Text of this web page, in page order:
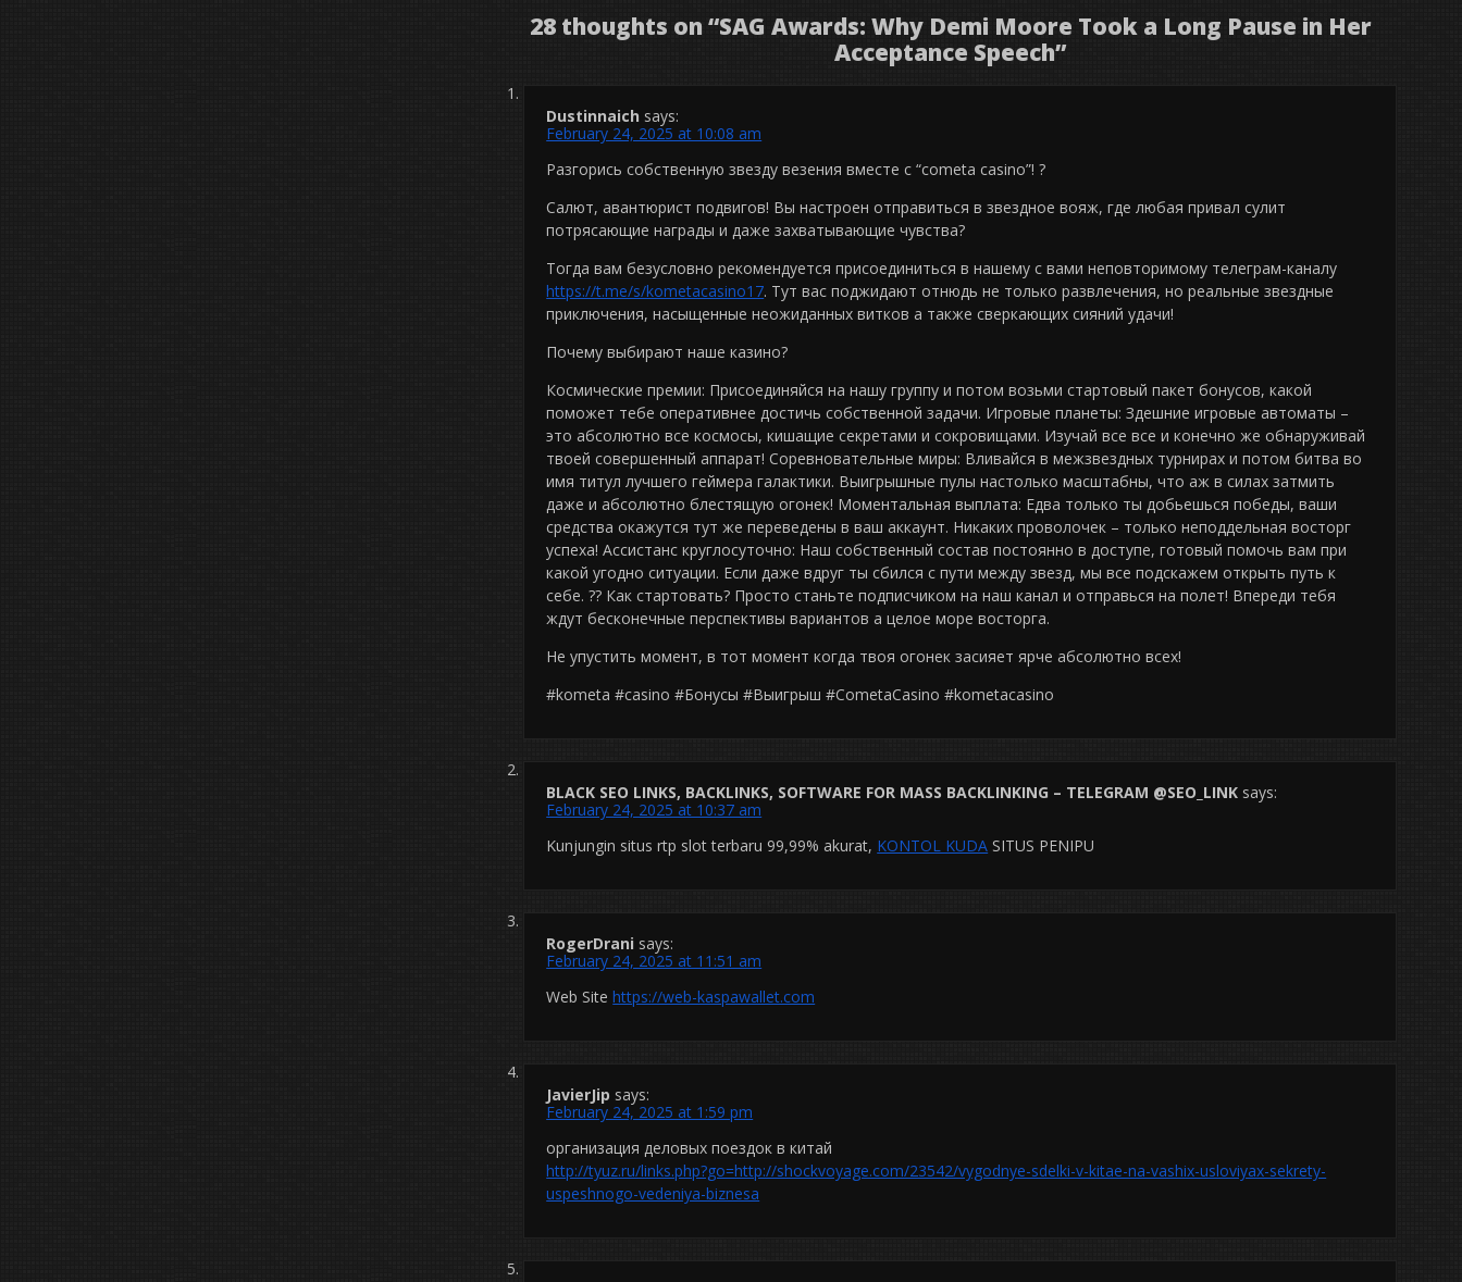
28 thoughts on “SAG Awards: Why Demi Moore Took a Long Pause in Her
Acceptance Speech”
Dustinnaich says:
February 24, 2025 at 10:08 am
Разгорись собственную звезду везения вместе с “cometa casino”! ?
Салют, авантюрист подвигов! Вы настроен отправиться в звездное вояж, где любая привал сулит
потрясающие награды и даже захватывающие чувства?
Тогда вам безусловно рекомендуется присоединиться в нашему с вами неповторимому телеграм-каналу
https://t.me/s/kometacasino17. Тут вас поджидают отнюдь не только развлечения, но реальные звездные
приключения, насыщенные неожиданных витков а также сверкающих сияний удачи!
Почему выбирают наше казино?
Космические премии: Присоединяйся на нашу группу и потом возьми стартовый пакет бонусов, какой
поможет тебе оперативнее достичь собственной задачи. Игровые планеты: Здешние игровые автоматы –
это абсолютно все космосы, кишащие секретами и сокровищами. Изучай все все и конечно же обнаруживай
твоей совершенный аппарат! Соревновательные миры: Вливайся в межзвездных турнирах и потом битва во
имя титул лучшего геймера галактики. Выигрышные пулы настолько масштабны, что аж в силах затмить
даже и абсолютно блестящую огонек! Моментальная выплата: Едва только ты добьешься победы, ваши
средства окажутся тут же переведены в ваш аккаунт. Никаких проволочек – только неподдельная восторг
успеха! Ассистанс круглосуточно: Наш собственный состав постоянно в доступе, готовый помочь вам при
какой угодно ситуации. Если даже вдруг ты сбился с пути между звезд, мы все подскажем открыть путь к
себе. ?? Как стартовать? Просто станьте подписчиком на наш канал и отправься на полет! Впереди тебя
ждут бесконечные перспективы вариантов а целое море восторга.
Не упустить момент, в тот момент когда твоя огонек засияет ярче абсолютно всех!
#kometa #casino #Бонусы #Выигрыш #CometaCasino #kometacasino
BLACK SEO LINKS, BACKLINKS, SOFTWARE FOR MASS BACKLINKING – TELEGRAM @SEO_LINK says:
February 24, 2025 at 10:37 am
Kunjungin situs rtp slot terbaru 99,99% akurat, KONTOL KUDA SITUS PENIPU
RogerDrani says:
February 24, 2025 at 11:51 am
Web Sitehttps://web-kaspawallet.com
JavierJip says:
February 24, 2025 at 1:59 pm
организация деловых поездок в китай
http://tyuz.ru/links.php?go=http://shockvoyage.com/23542/vygodnye-sdelki-v-kitae-na-vashix-usloviyax-sekrety-
uspeshnogo-vedeniya-biznesa